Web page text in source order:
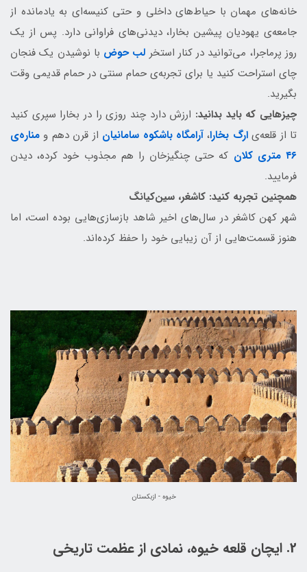
خانه‌های مهمان با حیاط‌های داخلی و حتی کنیسه‌ای به یادمانده از
جامعه‌ی یهودیان پیشین بخارا، دیدنی‌های فراوانی دارد. پس از یک
روز پرماجرا، می‌توانید در کنار استخر لب حوض با نوشیدن یک فنجان
چای استراحت کنید یا برای تجربه‌ی حمام سنتی در حمام قدیمی وقت
بگیرید.
چیزهایی که باید بدانید: ارزش دارد چند روزی را در بخارا سپری کنید
تا از قلعه‌یارگ بخارا،آرامگاه باشکوه سامانیان از قرن دهم و مناره‌ی
۴۶ متری کلان
که حتی چنگیزخان را هم مجذوب خود کرده، دیدن
فرمایید.
همچنین تجربه کنید: کاشغر، سین‌کیانگ
شهر کهن کاشغر در سال‌های اخیر شاهد بازسازی‌هایی بوده است، اما
هنوز قسمت‌هایی از آن زیبایی خود را حفظ کرده‌اند.
خیوه - ازبکستان
2. ایچان قلعه خیوه، نمادی از عظمت تاریخی